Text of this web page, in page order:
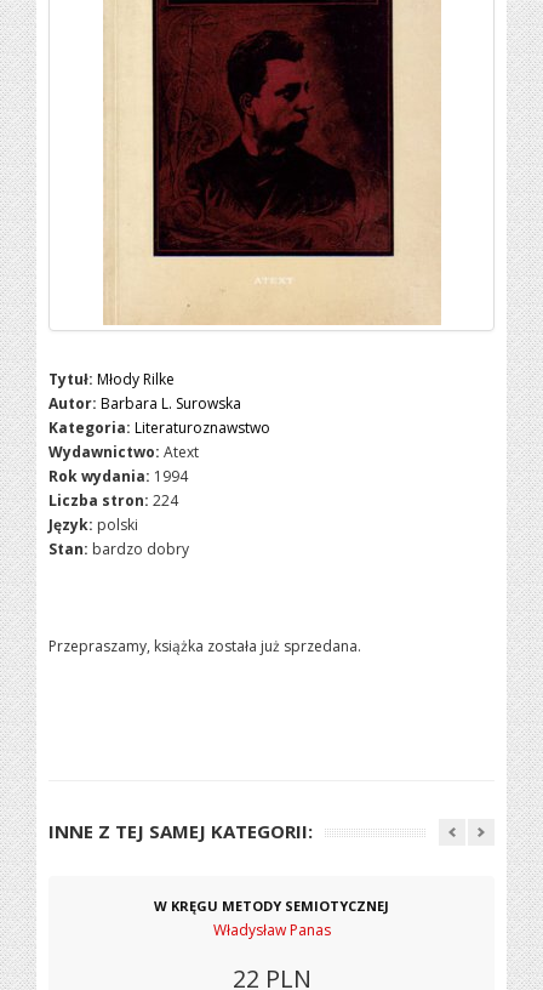
Tytuł: Młody Rilke
Autor: Barbara L. Surowska
Kategoria: Literaturoznawstwo
Wydawnictwo: Atext
Rok wydania: 1994
Liczba stron: 224
Język: polski
Stan: bardzo dobry
Przepraszamy, książka została już sprzedana.
INNE Z TEJ SAMEJ KATEGORII:
W KRĘGU METODY SEMIOTYCZNEJ
Władysław Panas
22 PLN